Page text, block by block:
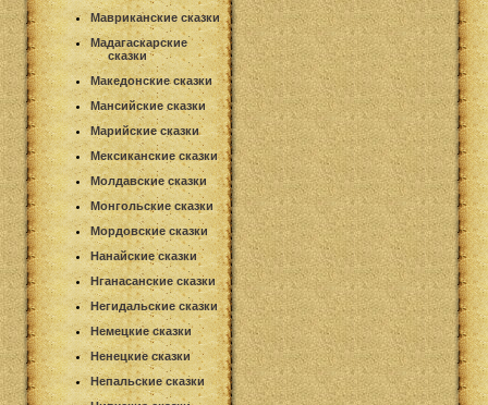
Мавриканские сказки
Мадагаскарские
сказки
Македонские сказки
Мансийские сказки
Марийские сказки
Мексиканские сказки
Молдавские сказки
Монгольские сказки
Мордовские сказки
Нанайские сказки
Нганасанские сказки
Негидальские сказки
Немецкие сказки
Ненецкие сказки
Непальские сказки